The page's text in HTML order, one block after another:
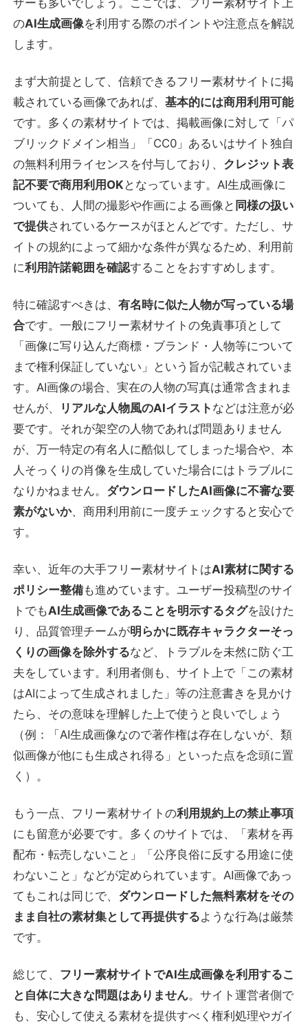
ザーも多いでしょう。ここでは、フリー素材サイト上
のAI生成画像を利用する際のポイントや注意点を解説
します。
まず大前提として、信頼できるフリー素材サイトに掲
載されている画像であれば、基本的には商用利用可能
です。多くの素材サイトでは、掲載画像に対して「パ
ブリックドメイン相当」「CC0」あるいはサイト独自
の無料利用ライセンスを付与しており、 クレジット表
記不要で商用利用OK となっています。AI生成画像に
ついても、人間の撮影や作画による画像と 同様の扱い
で提供されているケースがほとんどです。ただし、サ
イトの規約によって細かな条件が異なるため、利用前
に利用許諾範囲を確認することをおすすめします。
特に確認すべきは、有名時に似た人物が写っている場
合です。一般にフリー素材サイトの免責事項として
「画像に写り込んだ商標・ブランド・人物等について
まで権利保証していない」という旨が記載されていま
す。AI画像の場合、実在の人物の写真は通常含まれま
せんが、
リアルな人物風のAIイラスト などは注意が必
要です。それが架空の人物であれば問題ありません
が、万一特定の有名人に酷似してしまった場合や、本
人そっくりの肖像を生成していた場合にはトラブルに
なりかねません。 ダウンロードしたAI画像に不審な要
素がないか、商用利用前に一度チェックすると安心で
す。
幸い、近年の大手フリー素材サイトはAI素材に関する
ポリシー整備も進めています。ユーザー投稿型のサイ
トでもAI生成画像であることを明示するタグを設けた
り、品質管理チームが明らかに既存キャラクターそっ
くりの画像を除外するなど、トラブルを未然に防ぐ工
夫をしています。利用者側も、サイト上で「この素材
はAIによって生成されました」等の注意書きを見かけ
たら、その意味を理解した上で使うと良いでしょう
（例：「AI生成画像なので著作権は存在しないが、類
似画像が他にも生成され得る」といった点を念頭に置
く）。
もう一点、フリー素材サイトの利用規約上の禁止事項
にも留意が必要です。多くのサイトでは、「素材を再
配布・転売しないこと」「公序良俗に反する用途に使
わないこと」などが定められています。AI画像であっ
てもこれは同じで、 ダウンロードした無料素材をその
まま自社の素材集として再提供するような行為は厳禁
です。
総じて、 フリー素材サイトでAI生成画像を利用するこ
と自体に大きな問題はありません。サイト運営者側で
も、安心して使える素材を提供すべく権利処理やガイ